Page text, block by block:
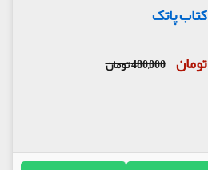
کتاب پاتک
480,000 تومان